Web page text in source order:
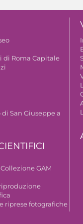
di Roma Capitale
San Giuseppe a
GAM
riprese fotografiche